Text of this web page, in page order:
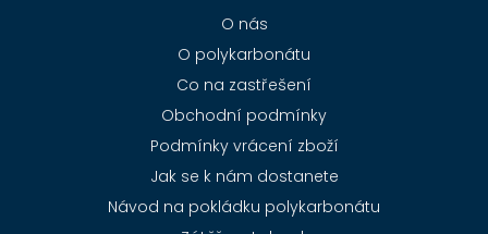
O nás
O polykarbonátu
Co na zastřešení
Obchodní podmínky
Podmínky vrácení zboží
Jak se k nám dostanete
Návod na pokládku polykarbonátu